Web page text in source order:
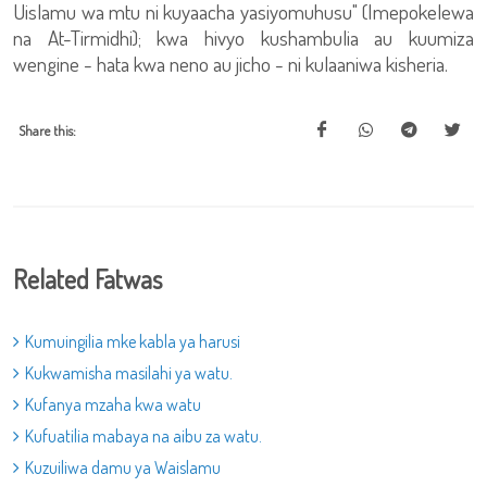
Uislamu wa mtu ni kuyaacha yasiyomuhusu" (Imepokelewa
na At-Tirmidhi); kwa hivyo kushambulia au kuumiza
wengine - hata kwa neno au jicho - ni kulaaniwa kisheria.
Share this:
Related Fatwas
Kumuingilia mke kabla ya harusi
Kukwamisha masilahi ya watu.
Kufanya mzaha kwa watu
Kufuatilia mabaya na aibu za watu.
Kuzuiliwa damu ya Waislamu